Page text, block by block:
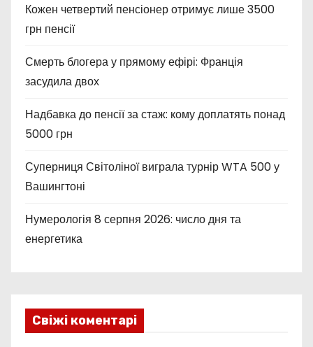
Кожен четвертий пенсіонер отримує лише 3500
грн пенсії
Смерть блогера у прямому ефірі: Франція
засудила двох
Надбавка до пенсії за стаж: кому доплатять понад
5000 грн
Суперниця Світоліної виграла турнір WTA 500 у
Вашингтоні
Нумерологія 8 серпня 2026: число дня та
енергетика
Свіжі коментарі